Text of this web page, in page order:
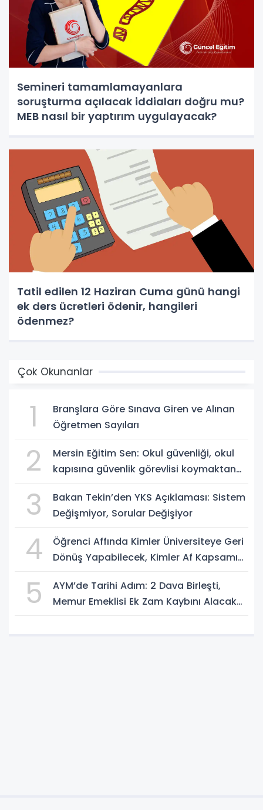
Semineri tamamlamayanlara
soruşturma açılacak iddiaları doğru mu?
MEB nasıl bir yaptırım uygulayacak?
Tatil edilen 12 Haziran Cuma günü hangi
ek ders ücretleri ödenir, hangileri
ödenmez?
Çok Okunanlar
1
Branşlara Göre Sınava Giren ve Alınan
Öğretmen Sayıları
2
Mersin Eğitim Sen: Okul güvenliği, okul
kapısına güvenlik görevlisi koymaktan
3
Bakan Tekin’den YKS Açıklaması: Sistem
Değişmiyor, Sorular Değişiyor
4
Öğrenci Affında Kimler Üniversiteye Geri
Dönüş Yapabilecek, Kimler Af Kapsamı
5
AYM’de Tarihi Adım: 2 Dava Birleşti,
Memur Emeklisi Ek Zam Kaybını Alacak